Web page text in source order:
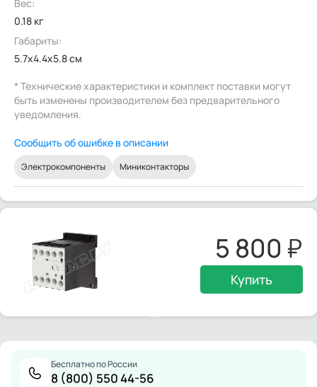
Вес:
0.18 кг
Габариты:
5.7x4.4x5.8 см
* Технические характеристики и комплект поставки могут
быть изменены производителем без предварительного
уведомления.
Сообщить об ошибке в описании
Электрокомпоненты Миниконтакторы
5 800
Купить
Бесплатно по России
8 (800) 550 44-56